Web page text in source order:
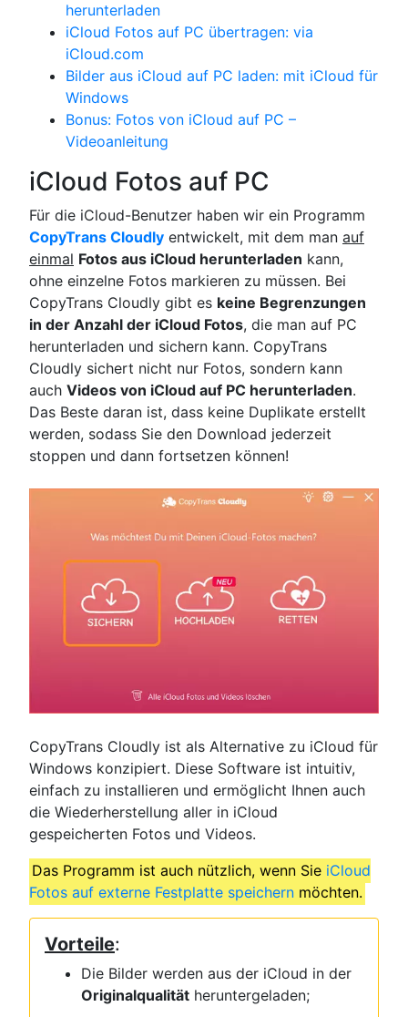
herunterladen
iCloud Fotos auf PC übertragen: via
iCloud.com
Bilder aus iCloud auf PC laden: mit iCloud für
Windows
Bonus: Fotos von iCloud auf PC –
Videoanleitung
iCloud Fotos auf PC
Für die iCloud-Benutzer haben wir ein Programm
CopyTrans Cloudly entwickelt, mit dem man auf
einmal Fotos aus iCloud herunterladen kann,
ohne einzelne Fotos markieren zu müssen. Bei
CopyTrans Cloudly gibt es keine Begrenzungen
in der Anzahl der iCloud Fotos, die man auf PC
herunterladen und sichern kann. CopyTrans
Cloudly sichert nicht nur Fotos, sondern kann
auch Videos von iCloud auf PC herunterladen.
Das Beste daran ist, dass keine Duplikate erstellt
werden, sodass Sie den Download jederzeit
stoppen und dann fortsetzen können!
CopyTrans Cloudly ist als Alternative zu iCloud für
Windows konzipiert. Diese Software ist intuitiv,
einfach zu installieren und ermöglicht Ihnen auch
die Wiederherstellung aller in iCloud
gespeicherten Fotos und Videos.
Das Programm ist auch nützlich, wenn Sie iCloud
Fotos auf externe Festplatte speichern möchten.
Vorteile:
Die Bilder werden aus der iCloud in der
Originalqualität heruntergeladen;